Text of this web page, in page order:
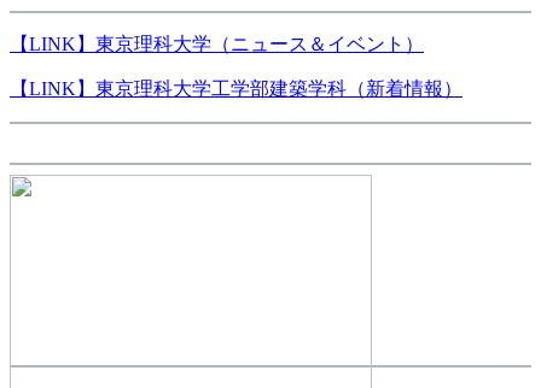
【LINK】東京理科大学（ニュース＆イベント）
【LINK】東京理科大学工学部建築学科（新着情報）